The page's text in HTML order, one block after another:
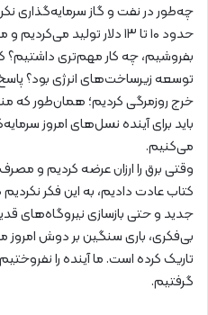
چه‌طور در نفت و گاز سرمایه‌گذاری
بفروشیم، چه کار مهم‌تری داشتیم؟
توسعه‌ زیرساخت‌های انرژی بود؟
خرج روزمرگی کردیم؛ همان‌طور که
باید برای آینده‌ نسل‌های امروز
می‌کنیم.
وقتی برق را ارزان عرضه کردیم و
کتاب عادت دادیم، به این فکر
جدید و حتی بازسازی نیروگاه‌های
بی‌فکری، باری سنگین بر دوش امروز
تاریک کرده است. ما آینده را
گرفتیم.